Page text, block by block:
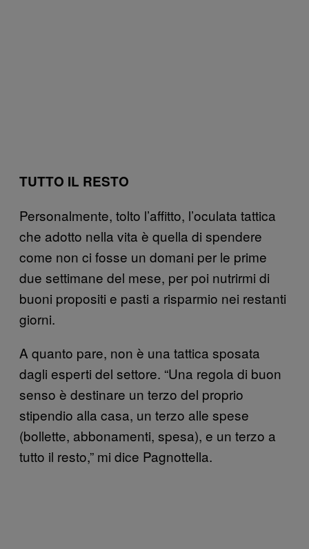
TUTTO IL RESTO
Personalmente, tolto l’affitto, l’oculata tattica
che adotto nella vita è quella di spendere
come non ci fosse un domani per le prime
due settimane del mese, per poi nutrirmi di
buoni propositi e pasti a risparmio nei restanti
giorni.
A quanto pare, non è una tattica sposata
dagli esperti del settore. “Una regola di buon
senso è destinare un terzo del proprio
stipendio alla casa, un terzo alle spese
(bollette, abbonamenti, spesa), e un terzo a
tutto il resto,” mi dice Pagnottella.